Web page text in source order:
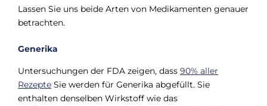
Lassen Sie uns beide Arten von Medikamenten genauer
betrachten.
Generika
Untersuchungen der FDA zeigen, dass 90% aller
Rezepte Sie werden für Generika abgefüllt. Sie
enthalten denselben Wirkstoff wie das